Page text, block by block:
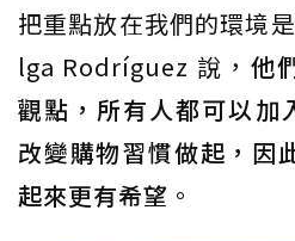
把重點放在我們的環境
lga Rodríguez 說， 他
觀點，所有人都可以加
改變購物習慣做起，因
起來更有希望 。